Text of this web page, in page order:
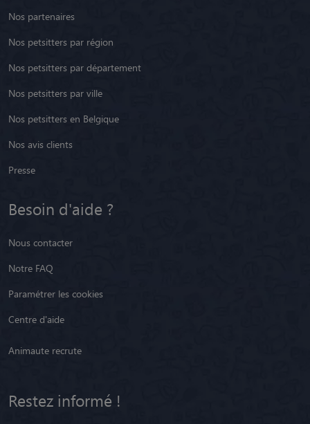
Nos partenaires
Nos petsitters par région
Nos petsitters par département
Nos petsitters par ville
Nos petsitters en Belgique
Nos avis clients
Presse
Besoin d'aide ?
Nous contacter
Notre FAQ
Paramétrer les cookies
Centre d'aide
Animaute recrute
Restez informé !